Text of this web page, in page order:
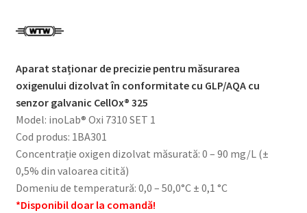
Aparat staționar de precizie pentru măsurarea
oxigenului dizolvat în conformitate cu GLP/AQA cu
senzor galvanic CellOx® 325
Model: inoLab® Oxi 7310 SET 1
Cod produs: 1BA301
Concentrație oxigen dizolvat măsurată: 0 – 90 mg/L (±
0,5% din valoarea citită)
Domeniu de temperatură: 0,0 – 50,0°C ± 0,1 °C
*Disponibil doar la comandă!